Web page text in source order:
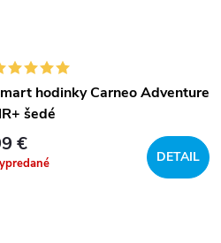
hodinky Carneo Adventure
šedé
€
DETAIL